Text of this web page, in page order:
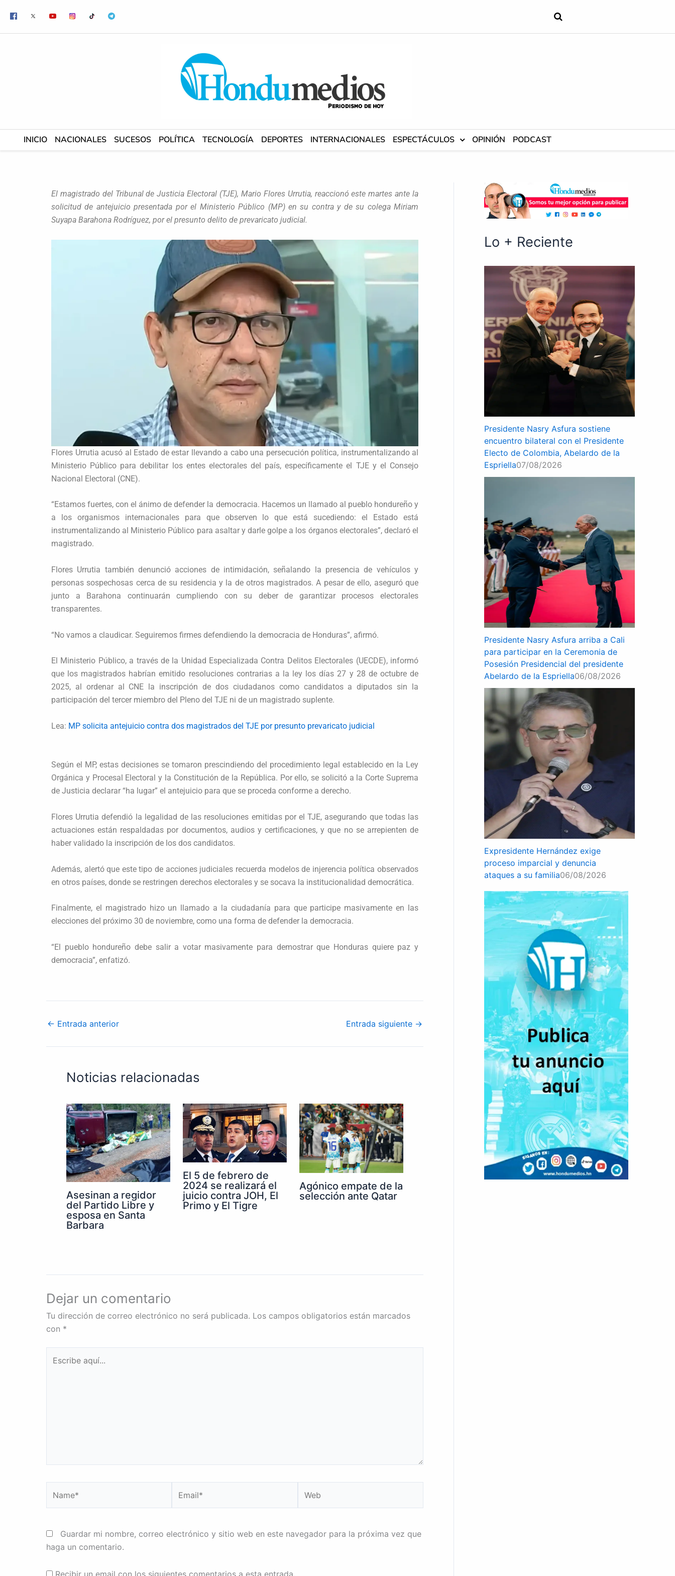
contenido
INICIO NACIONALES SUCESOS POLÍTICA TECNOLOGÍA DEPORTES INTERNACIONALES ESPECTÁCULOS OPINIÓN PODCAST
El magistrado del Tribunal de Justicia Electoral (TJE), Mario Flores Urrutia, reaccionó este martes ante la
solicitud de antejuicio presentada por el Ministerio Público (MP) en su contra y de su colega Miriam
Suyapa Barahona Rodríguez, por el presunto delito de prevaricato judicial.
Flores Urrutia acusó al Estado de estar llevando a cabo una persecución política, instrumentalizando al
Ministerio Público para debilitar los entes electorales del país, específicamente el TJE y el Consejo
Nacional Electoral (CNE).
“Estamos fuertes, con el ánimo de defender la democracia. Hacemos un llamado al pueblo hondureño y
a los organismos internacionales para que observen lo que está sucediendo: el Estado está
instrumentalizando al Ministerio Público para asaltar y darle golpe a los órganos electorales”, declaró el
magistrado.
Flores Urrutia también denunció acciones de intimidación, señalando la presencia de vehículos y
personas sospechosas cerca de su residencia y la de otros magistrados. A pesar de ello, aseguró que
junto a Barahona continuarán cumpliendo con su deber de garantizar procesos electorales
transparentes.
“No vamos a claudicar. Seguiremos firmes defendiendo la democracia de Honduras”, afirmó.
El Ministerio Público, a través de la Unidad Especializada Contra Delitos Electorales (UECDE), informó
que los magistrados habrían emitido resoluciones contrarias a la ley los días 27 y 28 de octubre de
2025, al ordenar al CNE la inscripción de dos ciudadanos como candidatos a diputados sin la
participación del tercer miembro del Pleno del TJE ni de un magistrado suplente.
Lea: MP solicita antejuicio contra dos magistrados del TJE por presunto prevaricato judicial
Según el MP, estas decisiones se tomaron prescindiendo del procedimiento legal establecido en la Ley
Orgánica y Procesal Electoral y la Constitución de la República. Por ello, se solicitó a la Corte Suprema
de Justicia declarar “ha lugar” el antejuicio para que se proceda conforme a derecho.
Flores Urrutia defendió la legalidad de las resoluciones emitidas por el TJE, asegurando que todas las
actuaciones están respaldadas por documentos, audios y certificaciones, y que no se arrepienten de
haber validado la inscripción de los dos candidatos.
Además, alertó que este tipo de acciones judiciales recuerda modelos de injerencia política observados
en otros países, donde se restringen derechos electorales y se socava la institucionalidad democrática.
Finalmente, el magistrado hizo un llamado a la ciudadanía para que participe masivamente en las
elecciones del próximo 30 de noviembre, como una forma de defender la democracia.
“El pueblo hondureño debe salir a votar masivamente para demostrar que Honduras quiere paz y
democracia”, enfatizó.
← Entrada anterior Entrada siguiente →
Noticias relacionadas
Asesinan a regidor
del Partido Libre y
esposa en Santa
Barbara
El 5 de febrero de
2024 se realizará el
juicio contra JOH, El
Primo y El Tigre
Agónico empate de la
selección ante Qatar
Dejar un comentario
Tu dirección de correo electrónico no será publicada. Los campos obligatorios están marcados
con *
aquí...
Guardar mi nombre, correo electrónico y sitio web en este navegador para la próxima vez que
haga un comentario.
Recibir un email con los siguientes comentarios a esta entrada.
Lo + Reciente
Presidente Nasry Asfura sostiene
encuentro bilateral con el Presidente
Electo de Colombia, Abelardo de la
Espriella07/08/2026
Presidente Nasry Asfura arriba a Cali
para participar en la Ceremonia de
Posesión Presidencial del presidente
Abelardo de la Espriella06/08/2026
Expresidente Hernández exige
proceso imparcial y denuncia
ataques a su familia06/08/2026